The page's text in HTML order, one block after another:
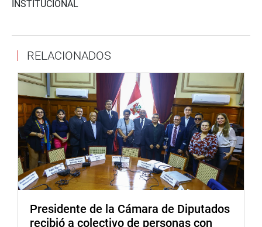
INSTITUCIONAL
RELACIONADOS
Presidente de la Cámara de Diputados
recibió a colectivo de personas con